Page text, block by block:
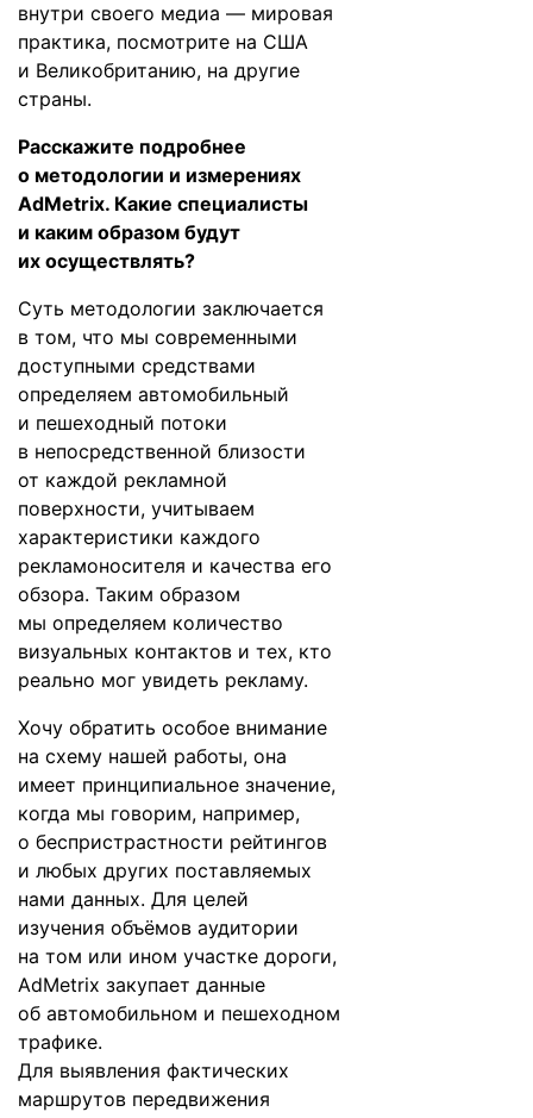
внутри своего медиа — мировая
практика, посмотрите на США
и Великобританию, на другие
страны.
Расскажите подробнее
о методологии и измерениях
AdMetrix. Какие специалисты
и каким образом будут
их осуществлять?
Суть методологии заключается
в том, что мы современными
доступными средствами
определяем автомобильный
и пешеходный потоки
в непосредственной близости
от каждой рекламной
поверхности, учитываем
характеристики каждого
рекламоносителя и качества его
обзора. Таким образом
мы определяем количество
визуальных контактов и тех, кто
реально мог увидеть рекламу.
Хочу обратить особое внимание
на схему нашей работы, она
имеет принципиальное значение,
когда мы говорим, например,
о беспристрастности рейтингов
и любых других поставляемых
нами данных. Для целей
изучения объёмов аудитории
на том или ином участке дороги,
AdMetrix закупает данные
об автомобильном и пешеходном
трафике.
Для выявления фактических
маршрутов передвижения